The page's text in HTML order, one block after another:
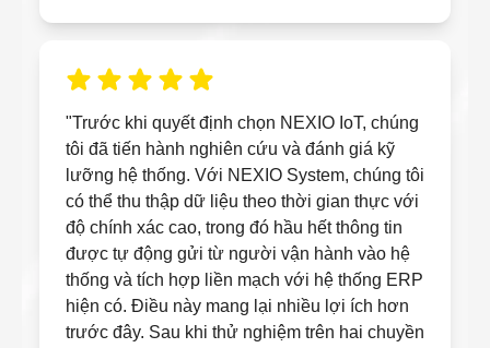
"Trước khi quyết định chọn NEXIO IoT, chúng
tôi đã tiến hành nghiên cứu và đánh giá kỹ
lưỡng hệ thống. Với NEXIO System, chúng tôi
có thể thu thập dữ liệu theo thời gian thực với
độ chính xác cao, trong đó hầu hết thông tin
được tự động gửi từ người vận hành vào hệ
thống và tích hợp liền mạch với hệ thống ERP
hiện có. Điều này mang lại nhiều lợi ích hơn
trước đây. Sau khi thử nghiệm trên hai chuyền